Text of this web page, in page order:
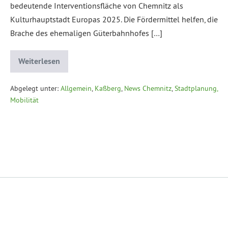
bedeutende Interventionsfläche von Chemnitz als
Kulturhauptstadt Europas 2025. Die Fördermittel helfen, die
Brache des ehemaligen Güterbahnhofes […]
Weiterlesen
Abgelegt unter: Allgemein, Kaßberg, News Chemnitz,Stadtplanung,
Mobilität